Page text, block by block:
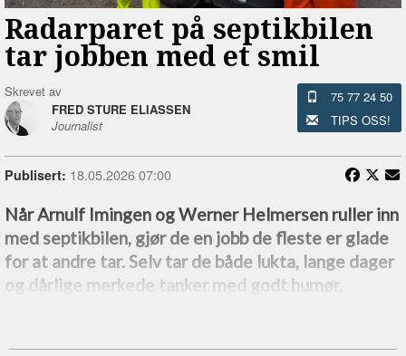
Radarparet på septikbilen
tar jobben med et smil
Skrevet av
FRED STURE ELIASSEN
Journalist
75 77 24 50
TIPS OSS!
Publisert: 18.05.2026 07:00
Når Arnulf Imingen og Werner Helmersen ruller inn
med septikbilen, gjør de en jobb de fleste er glade
for at andre tar. Selv tar de både lukta, lange dager
og dårlige merkede tanker med godt humør.